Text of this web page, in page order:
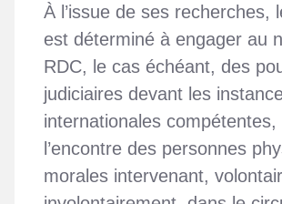
À l’issue de ses recherches,
est déterminé à engager au
RDC, le cas échéant, des
judiciaires devant les
internationales compétentes,
l’encontre des personnes
morales intervenant,